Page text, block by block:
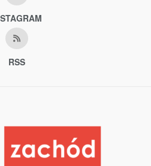
RSS